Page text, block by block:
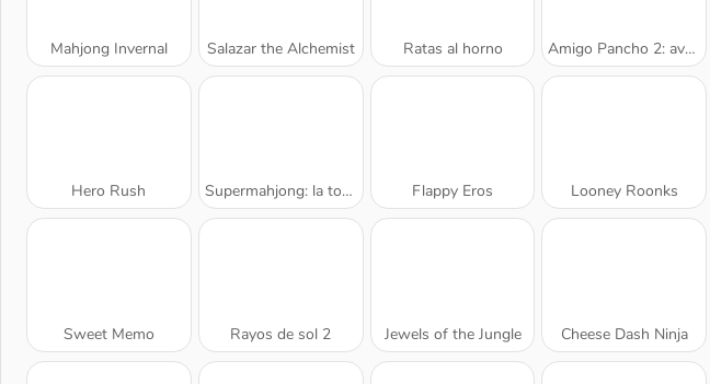
Mahjong Invernal Salazar the Alchemist Ratas al horno Amigo Pancho 2: aventura en Nueva York
Hero Rush Supermahjong: la torre Flappy Eros Looney Roonks
Sweet Memo Rayos de sol 2 Jewels of the Jungle Cheese Dash Ninja